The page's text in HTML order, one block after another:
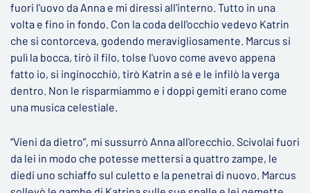
fuori l'uovo da Anna e mi diressi all'interno. Tutto in una
volta e fino in fondo. Con la coda dell'occhio vedevo Katrin
che si contorceva, godendo meravigliosamente. Marcus si
pulì la bocca, tirò il filo, tolse l'uovo come avevo appena
fatto io, si inginocchiò, tirò Katrin a sé e le infilò la verga
dentro. Non le risparmiammo e i doppi gemiti erano come
una musica celestiale.
“Vieni da dietro”, mi sussurrò Anna all'orecchio. Scivolai fuori
da lei in modo che potesse mettersi a quattro zampe, le
diedi uno schiaffo sul culetto e la penetrai di nuovo. Marcus